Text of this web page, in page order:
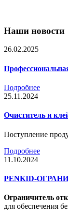
Наши новости
26.02.2025
Подробнее
25.11.2024
Очиститель и
Поступление
Подробнее
11.10.2024
PENKID-
Ограничитель
для обеспечения